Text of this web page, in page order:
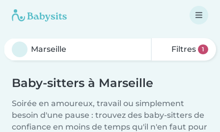
Filtres 1
Baby-sitters à Marseille
Soirée en amoureux, travail ou simplement
besoin d'une pause : trouvez des baby-sitters de
confiance en moins de temps qu'il n'en faut pour